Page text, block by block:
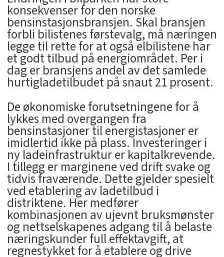
konsekvenser for den norske
bensinstasjonsbransjen. Skal bransjen
forbli bilistenes førstevalg, må næringen
legge til rette for at også elbilistene har
et godt tilbud på energiområdet. Per i
dag er bransjens andel av det samlede
hurtigladetilbudet på snaut 21 prosent.
De økonomiske forutsetningene for å
lykkes med overgangen fra
bensinstasjoner til energistasjoner er
imidlertid ikke på plass. Investeringer i
ny ladeinfrastruktur er kapitalkrevende.
I tillegg er marginene ved drift svake og
tidvis fraværende. Dette gjelder spesielt
ved etablering av ladetilbud i
distriktene. Her medfører
kombinasjonen av ujevnt bruksmønster
og nettselskapenes adgang til å belaste
næringskunder full effektavgift, at
regnestykket for å etablere og drive